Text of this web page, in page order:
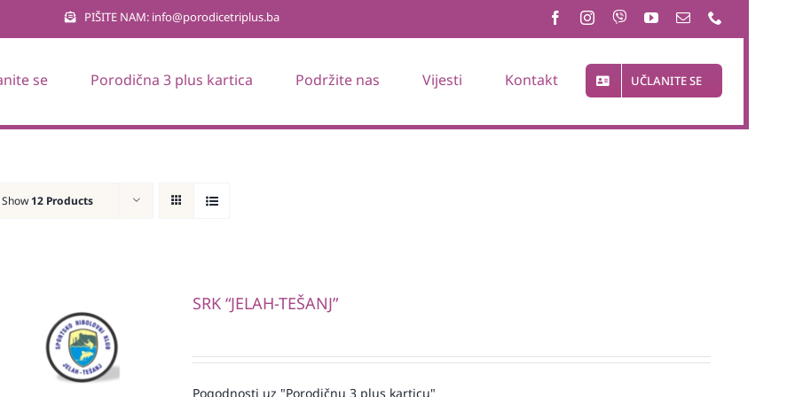
PIŠITE NAM: info@porodicetriplus.ba
se Porodična 3 plus kartica Podržite nas Vijesti Kontakt UČLANITE SE
Show 12 Products
SRK “JELAH-TEŠANJ”
Pogodnosti uz "Porodičnu 3 plus karticu"